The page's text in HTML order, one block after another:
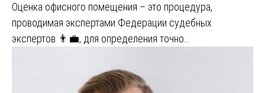
Оценка офисного помещения – это процедура,
проводимая экспертами Федерации судебных
экспертов 👨‍💼, для определения точно…